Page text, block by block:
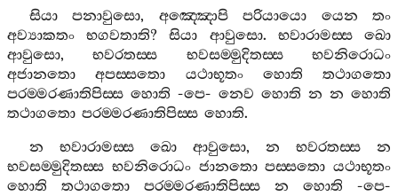
සියා
පනාවුසො, අඤ‍්ඤොපි පරියායො යෙන
තං
අව්‍යාකතං
භගවතාති?සියා ආවුසො. භවාරාමස‍්ස
ඛො
ආවුසො,භවරතස‍්ස භවසම‍්මුදිතස‍්ස
භවනිරොධං
අජානතො
අපස‍්සතො යථාභූතං හොති
තථාගතො
පරම‍්මරණාතිපිස‍්ස හොති -පෙ- නෙව හොති න න හොති
තථාගතො පරම‍්මරණාතිපිස‍්ස හොති.
න
භවාරාමස‍්ස ඛො ආවුසො, න භවරතස‍්ස
න
භවසම‍්මුදිතස‍්ස භවනිරොධං ජානතො පස‍්සතො යථාභූතං
හොති
තථාගතො පරම‍්මරණාතිපිස‍්ස න හොති -පෙ-